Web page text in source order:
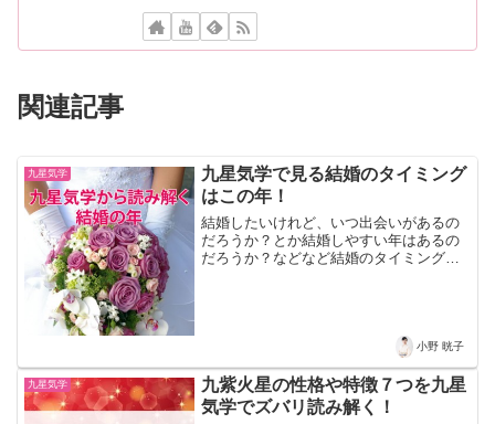
関連記事
九星気学
九星気学で見る結婚のタイミング
はこの年！
結婚したいけれど、いつ出会いがあるの
だろうか？とか結婚しやすい年はあるの
だろうか？などなど結婚のタイミングが
小野 晄子
九星気学
九紫火星の性格や特徴７つを九星
気学でズバリ読み解く！